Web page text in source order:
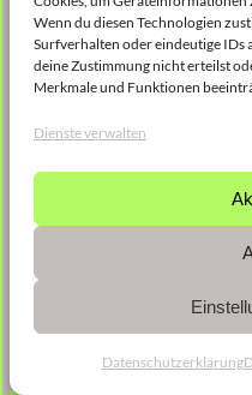
Wenn du diesen Technologien
Surfverhalten oder eindeutige IDs
deine Zustimmung nicht erteilst
Merkmale und Funktionen
Dienste verwalten
Datenschutzerklärung